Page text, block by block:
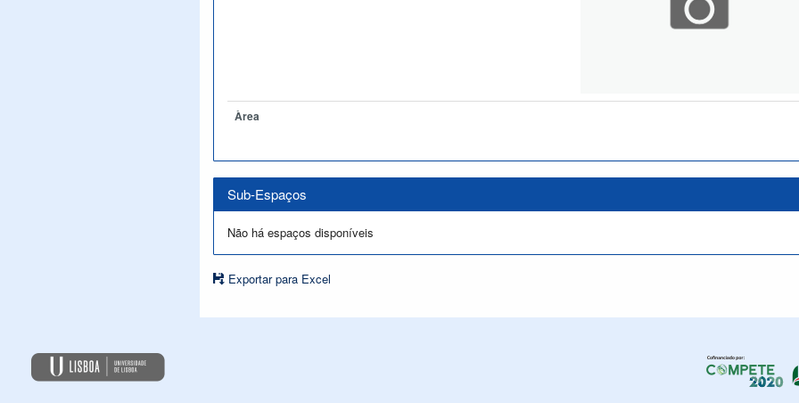
Àrea
Sub-Espaços
Não há espaços disponíveis
Exportar para Excel